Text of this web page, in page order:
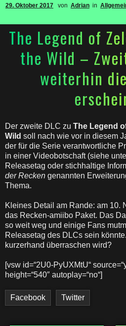
29. Oktober 2017 von Adrian in
The Legend of
the Wild –
weiterhin
Der zweite DLC zu The Legend
Wild soll nach wie vor in diesem
der für die Serie verantwortliche
in einer Videobotschaft (siehe
Releasetag oder stichhaltige
der Recken genannten
Thema.
Kleines Detail am Rande: am 10.
das Recken-amiibo Paket. Das
so weit weg und einige Fans
Releasetag des DLCs sein
kurzerhand überraschen wird?
[vsw id=“2U0-PyUXMtU“
height=“540″ autoplay=“no“]
Facebook Twitter